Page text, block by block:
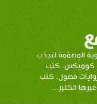
المصمّمة لتجذب
كوميكس، كتب
فصول، كتب
الكثير...